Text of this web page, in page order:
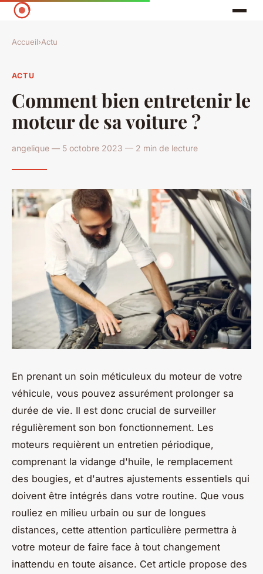
Accueil›Actu
ACTU
Comment bien entretenir le
moteur de sa voiture ?
angelique — 5 octobre 2023 — 2 min de lecture
En prenant un soin méticuleux du moteur de votre
véhicule, vous pouvez assurément prolonger sa
durée de vie. Il est donc crucial de surveiller
régulièrement son bon fonctionnement. Les
moteurs requièrent un entretien périodique,
comprenant la vidange d'huile, le remplacement
des bougies, et d'autres ajustements essentiels qui
doivent être intégrés dans votre routine. Que vous
rouliez en milieu urbain ou sur de longues
distances, cette attention particulière permettra à
votre moteur de faire face à tout changement
inattendu en toute aisance. Cet article propose des